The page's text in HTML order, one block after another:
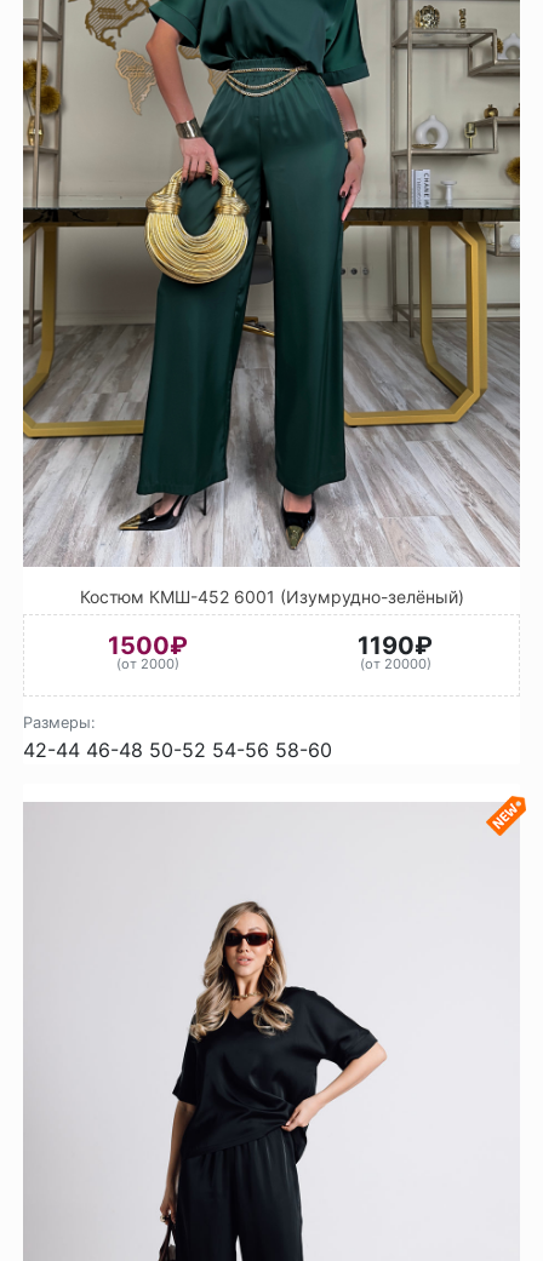
Костюм КМШ-452 6001 (Изумрудно-зелёный)
1500₽
(от 2000)
1190₽
(от 20000)
Размеры:
42-44 46-48 50-52 54-56 58-60